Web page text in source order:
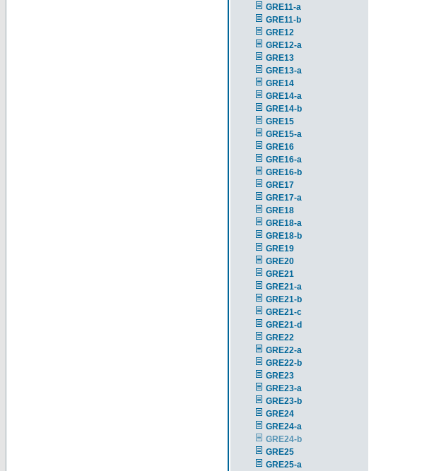
GRE11-a
GRE11-b
GRE12
GRE12-a
GRE13
GRE13-a
GRE14
GRE14-a
GRE14-b
GRE15
GRE15-a
GRE16
GRE16-a
GRE16-b
GRE17
GRE17-a
GRE18
GRE18-a
GRE18-b
GRE19
GRE20
GRE21
GRE21-a
GRE21-b
GRE21-c
GRE21-d
GRE22
GRE22-a
GRE22-b
GRE23
GRE23-a
GRE23-b
GRE24
GRE24-a
GRE24-b
GRE25
GRE25-a